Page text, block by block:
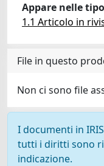
Appare nelle
1.1 Articolo in
File in questo
Non ci sono file
I documenti in
tutti i diritti sono
indicazione.